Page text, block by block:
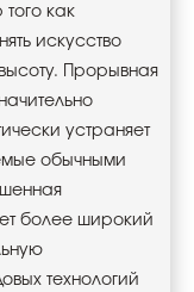
как
искусство
Прорывная
устраняет
обычными
более широкий
технологий